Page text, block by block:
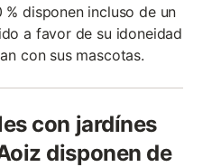
disponen incluso de un
a favor de su idoneidad
con sus mascotas.
con jardínes
disponen de